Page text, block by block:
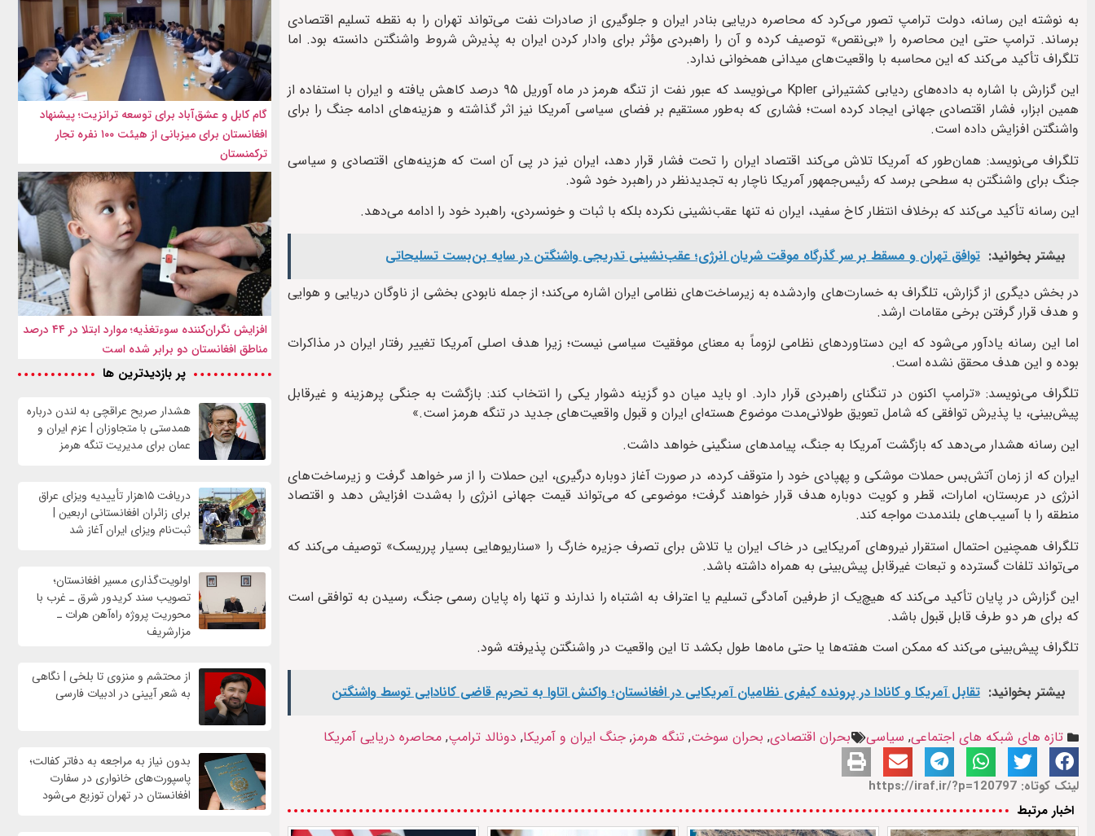
به نوشته این رسانه، دولت ترامپ تصور می‌کرد که محاصره دریایی بنادر ایران و جلوگیری از صادرات نفت می‌تواند تهران را به نقطه تسلیم اقتصادی
برساند. ترامپ حتی این محاصره را «بی‌نقص» توصیف کرده و آن را راهبردی مؤثر برای وادار کردن ایران به پذیرش شروط واشنگتن دانسته بود. اما
تلگراف تأکید می‌کند که این محاسبه با واقعیت‌های میدانی همخوانی ندارد.
این گزارش با اشاره به داده‌های ردیابی کشتیرانی Kpler می‌نویسد که عبور نفت از تنگه هرمز در ماه آوریل ۹۵ درصد کاهش یافته و ایران با استفاده از
همین ابزار، فشار اقتصادی جهانی ایجاد کرده است؛ فشاری که به‌طور مستقیم بر فضای سیاسی آمریکا نیز اثر گذاشته و هزینه‌های ادامه جنگ را برای
واشنگتن افزایش داده است.
تلگراف می‌نویسد: همان‌طور که آمریکا تلاش می‌کند اقتصاد ایران را تحت فشار قرار دهد، ایران نیز در پی آن است که هزینه‌های اقتصادی و سیاسی
جنگ برای واشنگتن به سطحی برسد که رئیس‌جمهور آمریکا ناچار به تجدیدنظر در راهبرد خود شود.
این رسانه تأکید می‌کند که برخلاف انتظار کاخ سفید، ایران نه تنها عقب‌نشینی نکرده بلکه با ثبات و خونسردی، راهبرد خود را ادامه می‌دهد.
بیشتر بخوانید: توافق تهران و مسقط بر سر گذرگاه موقت شریان انرژی؛ عقب‌نشینی تدریجی واشنگتن در سایه بن‌بست تسلیحاتی
در بخش دیگری از گزارش، تلگراف به خسارت‌های واردشده به زیرساخت‌های نظامی ایران اشاره می‌کند؛ از جمله نابودی بخشی از ناوگان دریایی و هوایی
و هدف قرار گرفتن برخی مقامات ارشد.
اما این رسانه یادآور می‌شود که این دستاوردهای نظامی لزوماً به معنای موفقیت سیاسی نیست؛ زیرا هدف اصلی آمریکا تغییر رفتار ایران در مذاکرات
بوده و این هدف محقق نشده است.
تلگراف می‌نویسد: «ترامپ اکنون در تنگنای راهبردی قرار دارد. او باید میان دو گزینه دشوار یکی را انتخاب کند: بازگشت به جنگی پرهزینه و غیرقابل
پیش‌بینی، یا پذیرش توافقی که شامل تعویق طولانی‌مدت موضوع هسته‌ای ایران و قبول واقعیت‌های جدید در تنگه هرمز است.»
این رسانه هشدار می‌دهد که بازگشت آمریکا به جنگ، پیامدهای سنگینی خواهد داشت.
ایران که از زمان آتش‌بس حملات موشکی و پهپادی خود را متوقف کرده، در صورت آغاز دوباره درگیری، این حملات را از سر خواهد گرفت و زیرساخت‌های
انرژی در عربستان، امارات، قطر و کویت دوباره هدف قرار خواهند گرفت؛ موضوعی که می‌تواند قیمت جهانی انرژی را به‌شدت افزایش دهد و اقتصاد
منطقه را با آسیب‌های بلندمدت مواجه کند.
تلگراف همچنین احتمال استقرار نیروهای آمریکایی در خاک ایران یا تلاش برای تصرف جزیره خارگ را «سناریوهایی بسیار پرریسک» توصیف می‌کند که
می‌تواند تلفات گسترده و تبعات غیرقابل پیش‌بینی به همراه داشته باشد.
این گزارش در پایان تأکید می‌کند که هیچ‌یک از طرفین آمادگی تسلیم یا اعتراف به اشتباه را ندارند و تنها راه پایان رسمی جنگ، رسیدن به توافقی است
که برای هر دو طرف قابل قبول باشد.
تلگراف پیش‌بینی می‌کند که ممکن است هفته‌ها یا حتی ماه‌ها طول بکشد تا این واقعیت در واشنگتن پذیرفته شود.
بیشتر بخوانید: تقابل آمریکا و کانادا در پرونده کیفری نظامیان آمریکایی در افغانستان؛ واکنش اتاوا به تحریم قاضی کانادایی توسط واشنگتن
تازه های شبکه های اجتماعی, سیاسی بحران اقتصادی, بحران سوخت, تنگه هرمز, جنگ ایران و آمریکا, دونالد ترامپ, محاصره دریایی آمریکا
لینک کوتاه: https://iraf.ir/?p=120797
اخبار مرتبط
گام کابل و عشق‌آباد برای توسعه ترانزیت؛ پیشنهاد
افغانستان برای میزبانی از هیئت ۱۰۰ نفره تجار
ترکمنستان
افزایش نگران‌کننده سوءتغذیه؛ موارد ابتلا در ۴۴ درصد
مناطق افغانستان دو برابر شده است
پر بازدیدترین ها
هشدار صریح عراقچی به لندن درباره
همدستی با متجاوزان | عزم ایران و
عمان برای مدیریت تنگه هرمز
دریافت ۱۵هزار تأییدیه ویزای عراق
برای زائران افغانستانی اربعین |
ثبت‌نام ویزای ایران آغاز شد
اولویت‌گذاری مسیر افغانستان؛
تصویب سند کریدور شرق ـ غرب با
محوریت پروژه راه‌آهن هرات ـ
مزارشریف
از محتشم و منزوی تا بلخی | نگاهی
به شعر آیینی در ادبیات فارسی
بدون نیاز به مراجعه به دفاتر کفالت؛
پاسپورت‌های خانواری در سفارت
افغانستان در تهران توزیع می‌شود